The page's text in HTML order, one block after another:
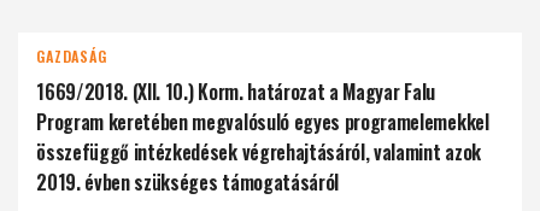
GAZDASÁG
1669/2018. (XII. 10.) Korm. határozat a Magyar Falu
Program keretében megvalósuló egyes programelemekkel
összefüggő intézkedések végrehajtásáról, valamint azok
2019. évben szükséges támogatásáról